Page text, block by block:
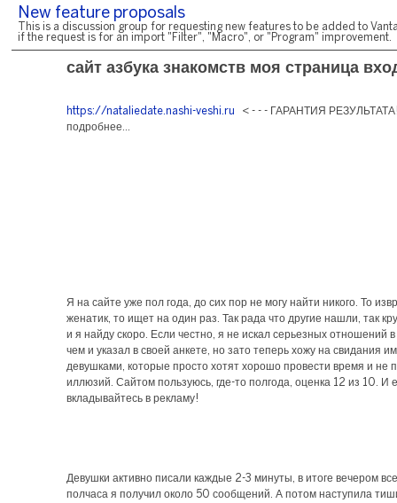
New feature proposals
This is a discussion group for requesting new features to be added to
if the request is for an import "Filter", "Macro", or "Program" improvement.
сайт азбука знакомств моя страница
https://nataliedate.nashi-veshi.ru < - - - ГАРАНТИЯ РЕЗУЛЬТАТА!
подробнее...
Я на сайте уже пол года, до сих пор не могу найти никого. То
женатик, то ищет на один раз. Так рада что другие нашли, так
и я найду скоро. Если честно, я не искал серьезных отношений
чем и указал в своей анкете, но зато теперь хожу на свидания
девушками, которые просто хотят хорошо провести время и не
иллюзий. Сайтом пользуюсь, где-то полгода, оценка 12 из 10. И
вкладывайтесь в рекламу!
Девушки активно писали каждые 2-3 минуты, в итоге вечером
полчаса я получил около 50 сообщений. А потом наступила